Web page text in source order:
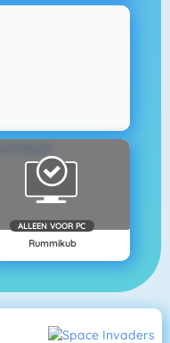
ALLEEN VOOR PC
Rummikub